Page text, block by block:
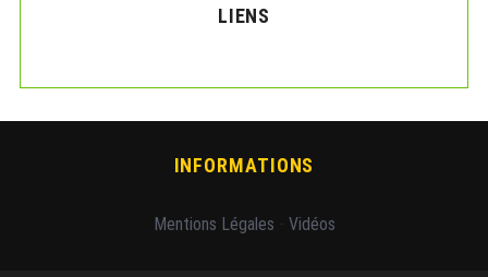
LIENS
INFORMATIONS
Mentions Légales Vidéos